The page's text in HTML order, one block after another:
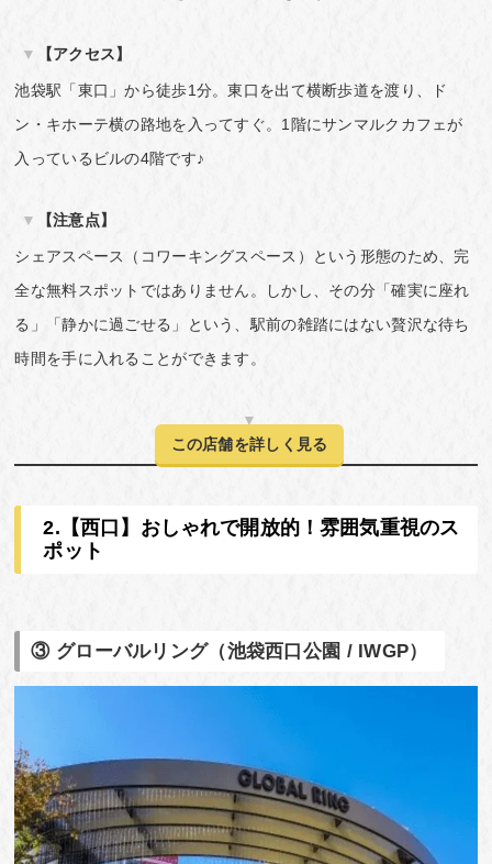
【アクセス】
池袋駅「東口」から徒歩1分。東口を出て横断歩道を渡り、ド
ン・キホーテ横の路地を入ってすぐ。1階にサンマルクカフェが
入っているビルの4階です♪
【注意点】
シェアスペース（コワーキングスペース）という形態のため、完
全な無料スポットではありません。しかし、その分「確実に座れ
る」「静かに過ごせる」という、駅前の雑踏にはない贅沢な待ち
時間を手に入れることができます。
この店舗を詳しく見る
2.【西口】おしゃれで開放的！雰囲気重視のス
ポット
③ グローバルリング（池袋西口公園 / IWGP）